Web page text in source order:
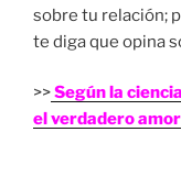
sobre tu relación;
te diga que opina
>>Según la
el verdadero amor